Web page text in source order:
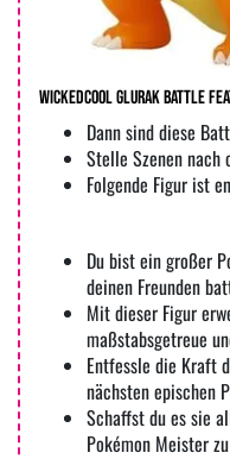
WICKEDCOOL Glurak Battle
Dann sind diese
Stelle Szenen nach
Folgende Figur ist
Du bist ein großer
deinen Freunden
Mit dieser Figur
maßstabsgetreue
Entfessle die Kraft
nächsten epischen
Schaffst du es sie
Pokémon Meister